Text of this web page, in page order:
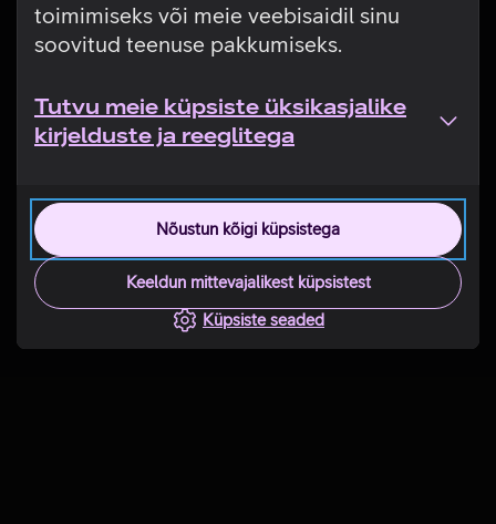
toimimiseks või meie veebisaidil sinu
soovitud teenuse pakkumiseks.
Tutvu meie küpsiste üksikasjalike
kirjelduste ja reeglitega
Nõustun kõigi küpsistega
Keeldun mittevajalikest küpsistest
Küpsiste seaded